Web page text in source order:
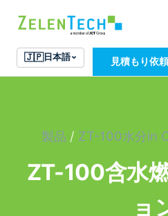
🇯🇵日本語 見積もり依頼
製品 / ZT-100水分in
ZT-100含水
ョ